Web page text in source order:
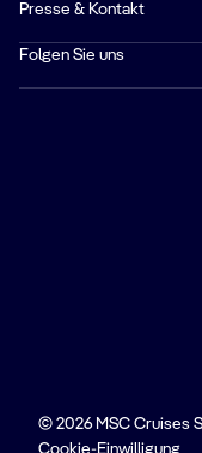
Presse & Kontakt
Folgen Sie uns
© 2026 MSC Cruises